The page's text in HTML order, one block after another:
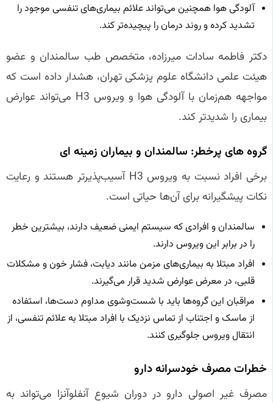
آلودگی هوا همچنین می‌تواند علائم بیماری‌های تنفسی موجود را
تشدید کرده و روند درمان را پیچیده‌تر کند.
دکتر فاطمه سادات میرزاده، متخصص طب سالمندان و عضو
هیئت علمی دانشگاه علوم پزشکی تهران، هشدار داده است که
مواجهه هم‌زمان با آلودگی هوا و ویروس H3 می‌تواند عوارض
بیماری را شدیدتر کند.
گروه‌ های پرخطر: سالمندان و بیماران زمینه‌ ای
برخی افراد نسبت به ویروس H3 آسیب‌پذیرتر هستند و رعایت
نکات پیشگیرانه برای آن‌ها حیاتی است.
سالمندان و افرادی که سیستم ایمنی ضعیف دارند، بیشترین خطر
را در برابر این ویروس دارند.
افراد مبتلا به بیماری‌های مزمن مانند دیابت، فشار خون و مشکلات
قلبی، در معرض عوارض شدید قرار می‌گیرند.
مراقبان این گروه‌ها باید با شست‌وشوی مداوم دست‌ها، استفاده
از ماسک و اجتناب از تماس نزدیک با افراد مبتلا به علائم تنفسی، از
انتقال ویروس جلوگیری کنند.
خطرات مصرف خودسرانه دارو
مصرف غیر اصولی دارو در دوران شیوع آنفلوآنزا می‌تواند به